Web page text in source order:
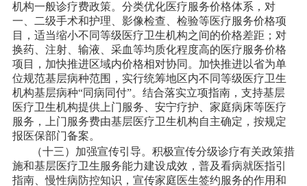
机构一般诊疗费政策。分类优化医疗服务价格体系，对
一、二级手术和护理、影像检查、检验等医疗服务价格项
目，适当缩小不同等级医疗卫生机构之间的价格差距；对
换药、注射、输液、采血等均质化程度高的医疗服务价格
项目，加快推进区域内价格相对协同。加快推进以省为单
位规范基层病种范围，实行统筹地区内不同等级医疗卫生
机构基层病种“同病同付”。结合落实立项指南，支持基层
医疗卫生机构提供上门服务、安宁疗护、家庭病床等医疗
服务，上门服务费由基层医疗卫生机构自主确定，按规定
报医保部门备案。
（十三）加强宣传引导。积极宣传分级诊疗有关政策措
施和基层医疗卫生服务能力建设成效，普及看病就医指引
指南、慢性病防控知识，宣传家庭医生签约服务的作用和